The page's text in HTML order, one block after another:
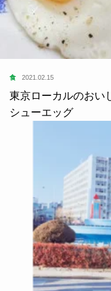
食 2021.02.15
東京ローカルのおい
シューエッグ